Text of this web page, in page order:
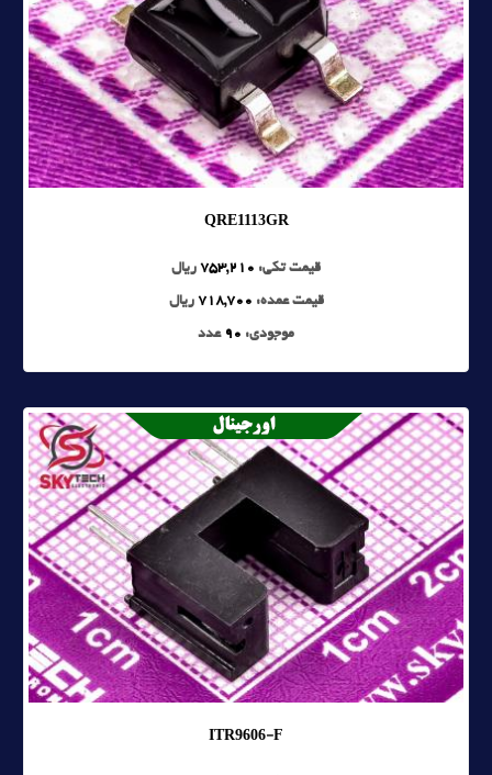
QRE1113GR
قیمت تکی: 753,210 ریال
قیمت عمده: 718,700 ریال
موجودی: 90 عدد
ITR9606-F